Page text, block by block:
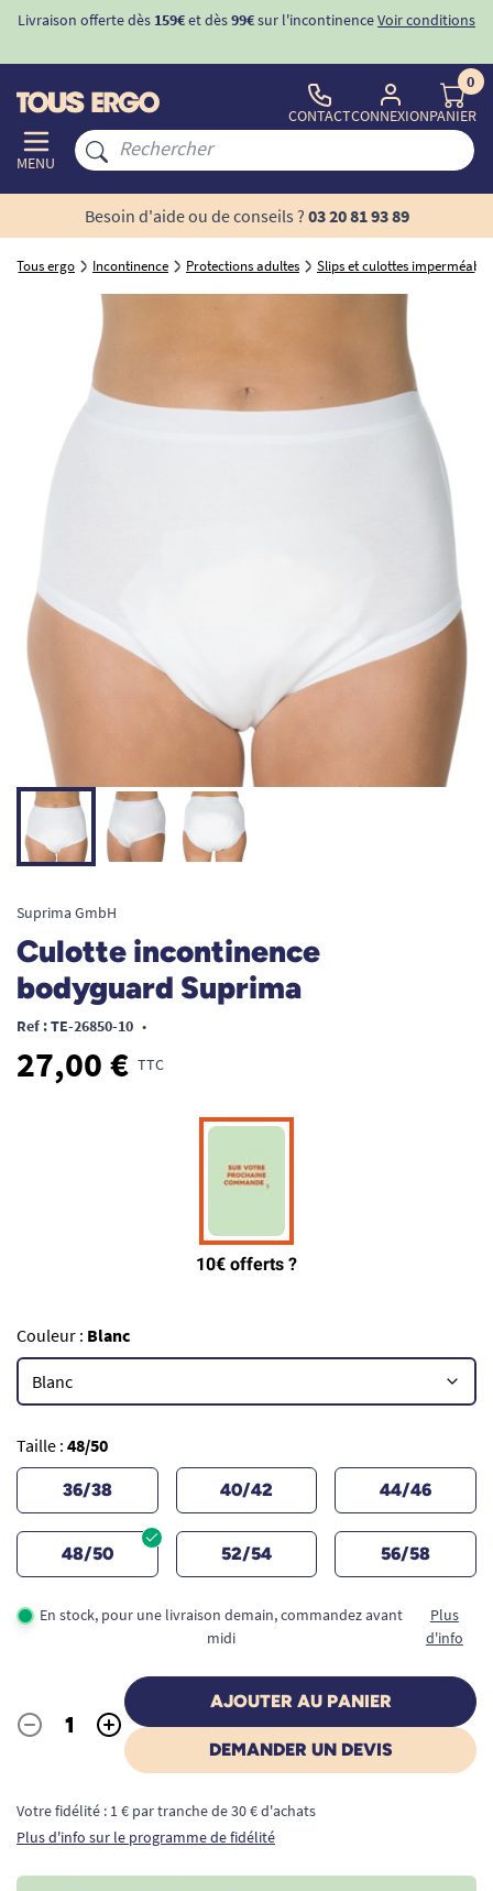
Livraison offerte dès 159€et dès99€sur l'incontinenceVoir conditions
MENU
CONTACTCONNEXION
0
PANIER
Besoin d'aide ou de conseils ? 03 20 81 93 89
Tous ergo Incontinence Protections adultes Slips et culottes
Suprima GmbH
Culotte incontinence
bodyguard Suprima
Ref : TE-26850-10 •
27,00 € TTC
Couleur : Blanc
Taille : 48/50
36/38 40/42 44/46
48/50 52/54 56/58
En stock, pour une livraison demain, commandez avant
midi
Plus
d'info
Quantité
- +
AJOUTER AU PANIER
DEMANDER UN DEVIS
Votre fidélité : 1 € par tranche de 30 € d'achats
Plus d'info sur le programme de fidélité